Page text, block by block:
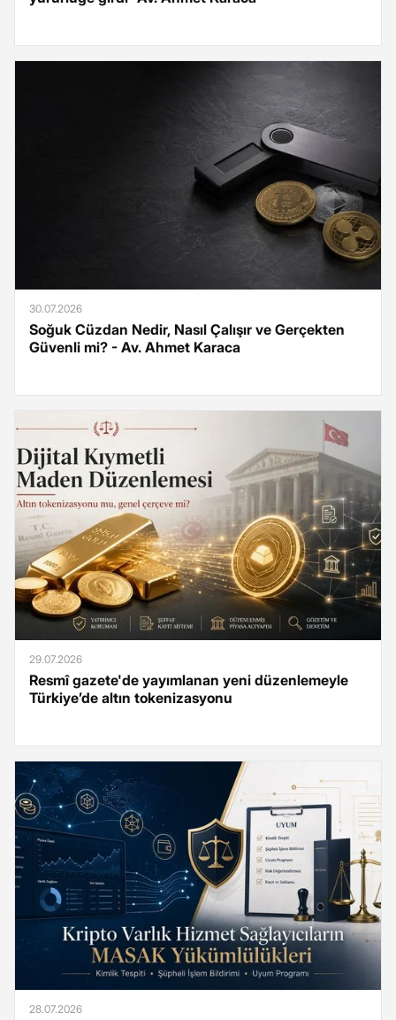
30.07.2026
Soğuk Cüzdan Nedir, Nasıl Çalışır ve Gerçekten
Güvenli mi? - Av. Ahmet Karaca
29.07.2026
Resmî gazete'de yayımlanan yeni düzenlemeyle
Türkiye’de altın tokenizasyonu
28.07.2026